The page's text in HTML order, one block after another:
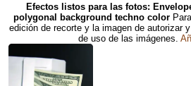
Efectos listos para las fotos:
polygonal background techno color
edición de recorte y la imagen de autorizar
de uso de las imágenes.